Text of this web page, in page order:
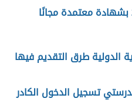
الدولية طرق التقديم فيها
تسجيل الدخول الكادر